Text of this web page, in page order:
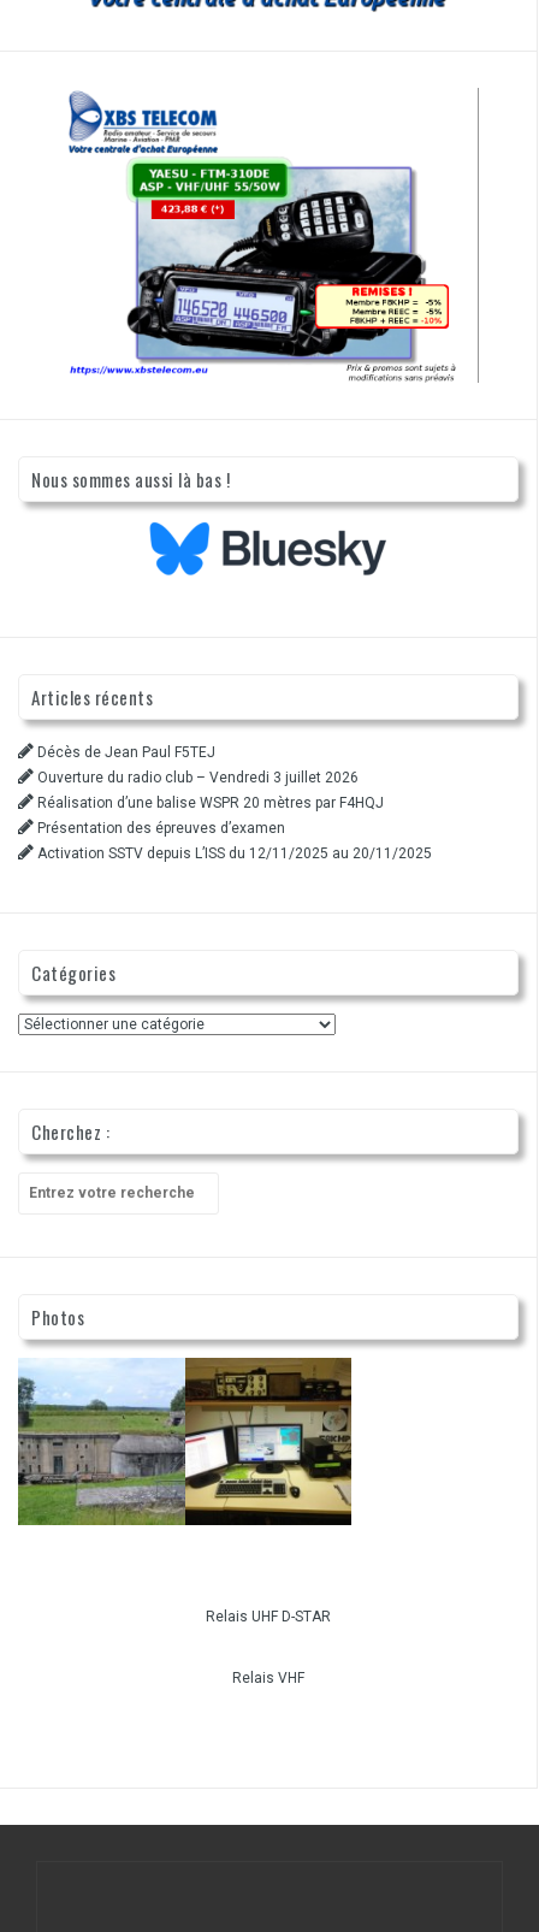
Nous sommes aussi là bas !
Articles récents
Décès de Jean Paul F5TEJ
Ouverture du radio club – Vendredi 3 juillet 2026
Réalisation d’une balise WSPR 20 mètres par F4HQJ
Présentation des épreuves d’examen
Activation SSTV depuis L’ISS du 12/11/2025 au 20/11/2025
Catégories
Catégories
Cherchez :
pour
Photos
Relais UHF D-STAR
Relais VHF